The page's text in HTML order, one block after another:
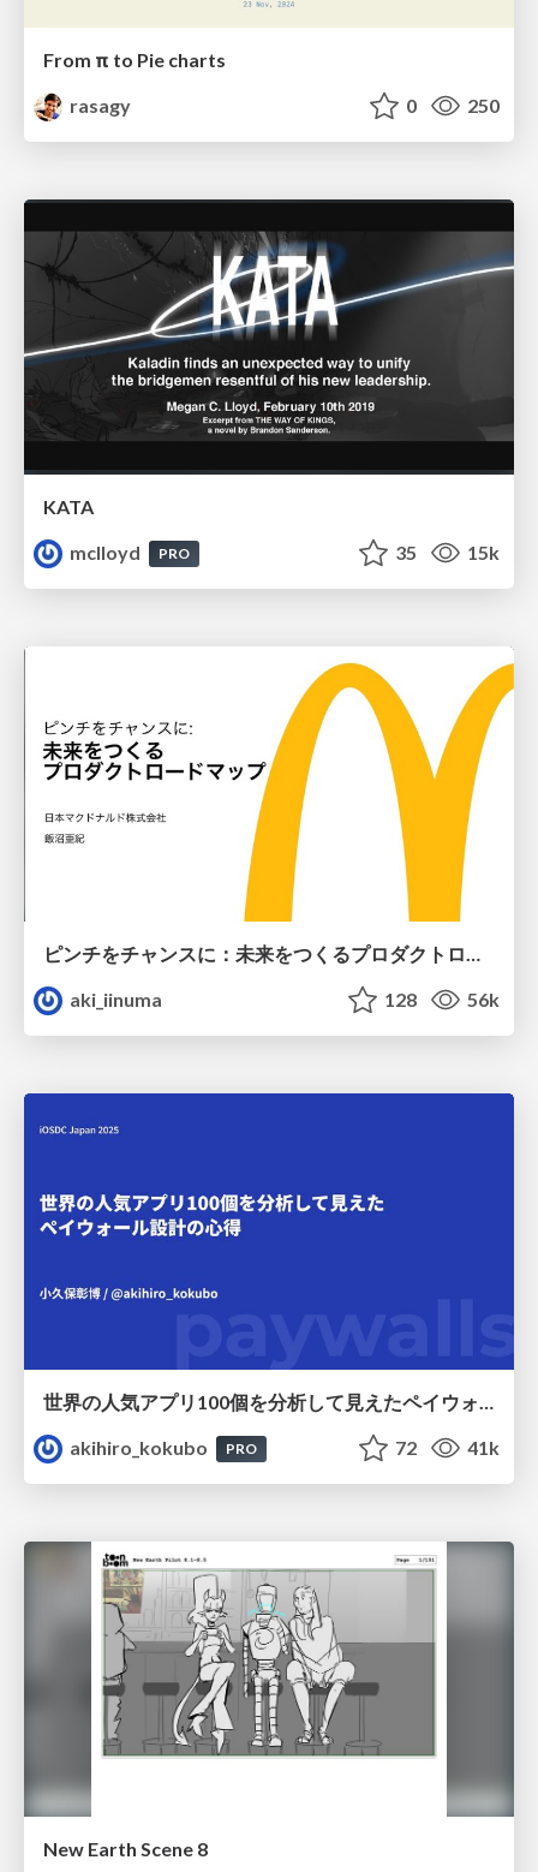
From π to Pie charts
rasagy
0 250
KATA
mclloyd
PRO 35 15k
ピンチをチャンスに：未来をつくるプロダクトロードマップ #pmconf2020
aki_iinuma
128 56k
世界の人気アプリ100個を分析して見えたペイウォール設計の心得
akihiro_kokubo
PRO 72 41k
New Earth Scene 8